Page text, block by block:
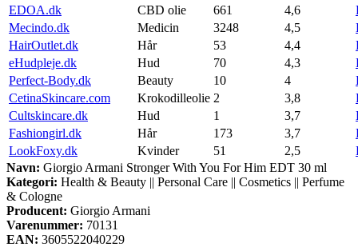
EDOA.dk
CBD olie 661 4,6
Mecindo.dk
Medicin 3248 4,5
HairOutlet.dk
Hår 53 4,4
eHudpleje.dk
Hud 70 4,3
Perfect-Body.dk
Beauty 10 4
CetinaSkincare.com
Krokodilleolie 2 3,8
Cultskincare.dk
Hud 1 3,7
Fashiongirl.dk
Hår 173 3,7
LookFoxy.dk
Kvinder 51 2,5
Navn: Giorgio Armani Stronger With You For Him EDT 30 ml
Kategori: Health & Beauty || Personal Care || Cosmetics || Perfume
& Cologne
Producent: Giorgio Armani
Varenummer: 70131
EAN: 3605522040229